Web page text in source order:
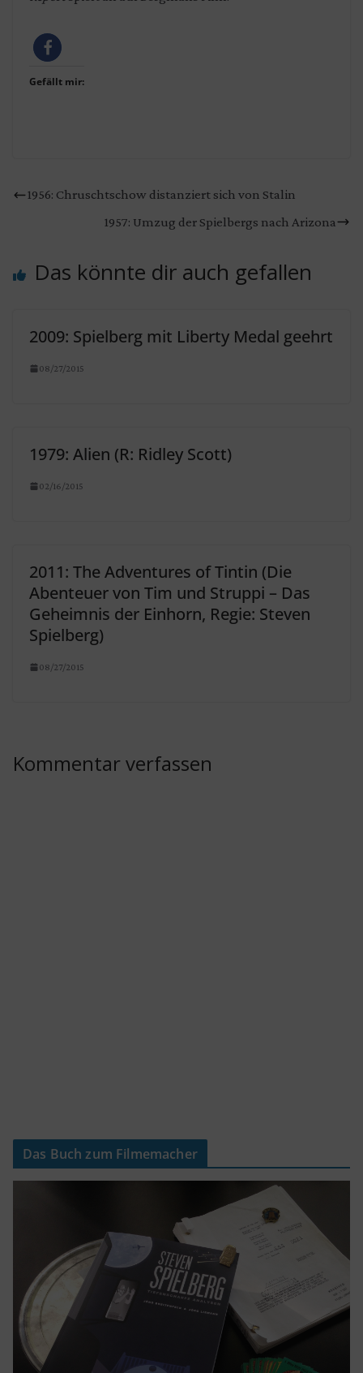
Gefällt mir:
1956: Chruschtschow distanziert sich von Stalin
1957: Umzug der Spielbergs nach Arizona
Das könnte dir auch gefallen
2009: Spielberg mit Liberty Medal geehrt
08/27/2015
1979: Alien (R: Ridley Scott)
02/16/2015
2011: The Adventures of Tintin (Die
Abenteuer von Tim und Struppi – Das
Geheimnis der Einhorn, Regie: Steven
Spielberg)
08/27/2015
Kommentar verfassen
Das Buch zum Filmemacher